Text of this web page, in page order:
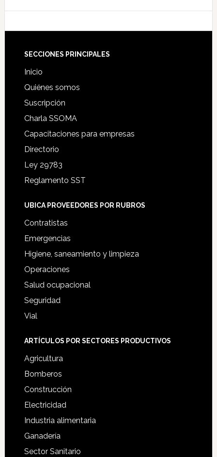
Footer
SECCIONES PRINCIPALES
Inicio
Quiénes somos
Suscripción
Charla SSOMA
Capacitaciones para empresas
Directorio
Ley 29783
Reglamento SST
UBICA PROVEEDORES POR RUBROS
Contratistas
Emergencias
Higiene, saneamiento y limpieza
Operaciones
Salud ocupacional
Seguridad
Vial
ARTÍCULOS POR SECTORES PRODUCTIVOS
Agricultura
Bomberos
Construcción
Electricidad
Industria alimentaria
Ganadería
Sector Sanitario